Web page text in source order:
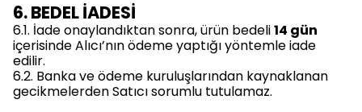
6. BEDEL İADESİ
6.1. İade onaylandıktan sonra, ürün bedeli14 gün
içerisinde Alıcı’nın ödeme yaptığı yöntemle iade
edilir.
6.2. Banka ve ödeme kuruluşlarından kaynaklanan
gecikmelerden Satıcı sorumlu tutulamaz.